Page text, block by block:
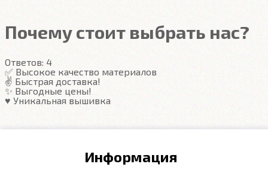
резиновых половичках, однако, её все равно
видно. ЕВА удобны тем, что их легко достать не
Подробнее
Почему стоит выбрать нас?
Ответов: 4
✅ Высокое качество материалов
✌️ Быстрая доставка!
✨ Выгодные цены!
♥️ Уникальная вышивка
Информация